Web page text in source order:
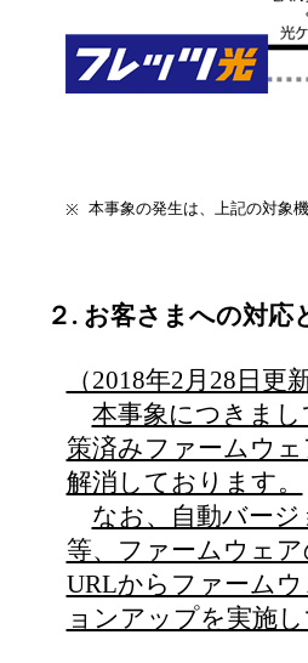
※ 本事象の発生は、上記の対象
２. お客さまへの対応
（2018年2月28日更新
本事象につきま
策済みファームウ
解消しております。
なお、自動バー
等、ファームウェ
URLからファーム
ョンアップを実施